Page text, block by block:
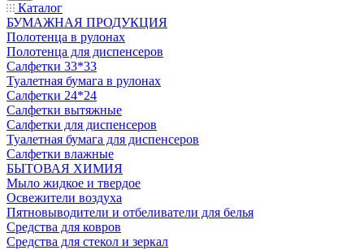
Каталог
БУМАЖНАЯ ПРОДУКЦИЯ
Полотенца в рулонах
Полотенца для диспенсеров
Салфетки 33*33
Туалетная бумага в рулонах
Салфетки 24*24
Салфетки вытяжные
Салфетки для диспенсеров
Туалетная бумага для диспенсеров
Салфетки влажные
БЫТОВАЯ ХИМИЯ
Мыло жидкое и твердое
Освежители воздуха
Пятновыводители и отбеливатели для белья
Средства для ковров
Средства для стекол и зеркал